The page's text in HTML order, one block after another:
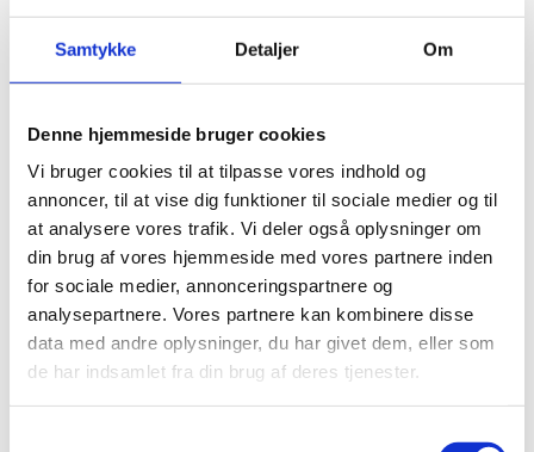
Samtykke Detaljer Om
Denne hjemmeside bruger cookies
Vi bruger cookies til at tilpasse vores indhold og
annoncer, til at vise dig funktioner til sociale medier og til
at analysere vores trafik. Vi deler også oplysninger om
din brug af vores hjemmeside med vores partnere inden
for sociale medier, annonceringspartnere og
analysepartnere. Vores partnere kan kombinere disse
data med andre oplysninger, du har givet dem, eller som
de har indsamlet fra din brug af deres tjenester.
Formidling af dit projekt
Final report
Behandling af data og personoplysninger
Klagevejledning
Hjælp til administration
Har du spørgsmål til afrapportering eller bilag,
kontaktBevillingsenheden Svendborg